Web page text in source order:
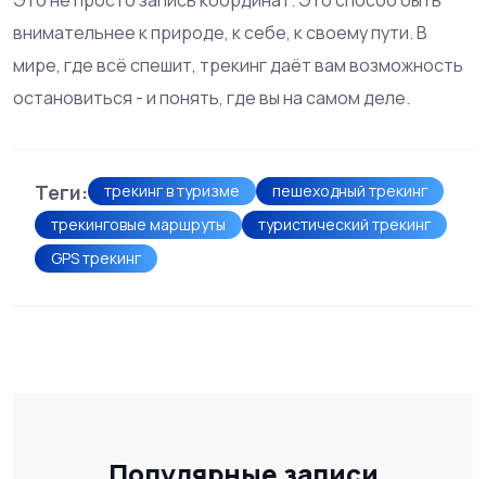
внимательнее к природе, к себе, к своему пути. В
мире, где всё спешит, трекинг даёт вам возможность
остановиться - и понять, где вы на самом деле.
Теги: трекинг в туризме
пешеходный трекинг
трекинговые маршруты
туристический трекинг
GPS трекинг